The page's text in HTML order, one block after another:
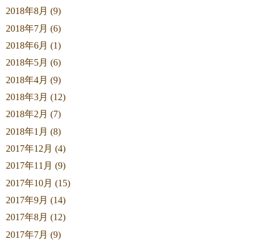
2018年8月 (9)
2018年7月 (6)
2018年6月 (1)
2018年5月 (6)
2018年4月 (9)
2018年3月 (12)
2018年2月 (7)
2018年1月 (8)
2017年12月 (4)
2017年11月 (9)
2017年10月 (15)
2017年9月 (14)
2017年8月 (12)
2017年7月 (9)